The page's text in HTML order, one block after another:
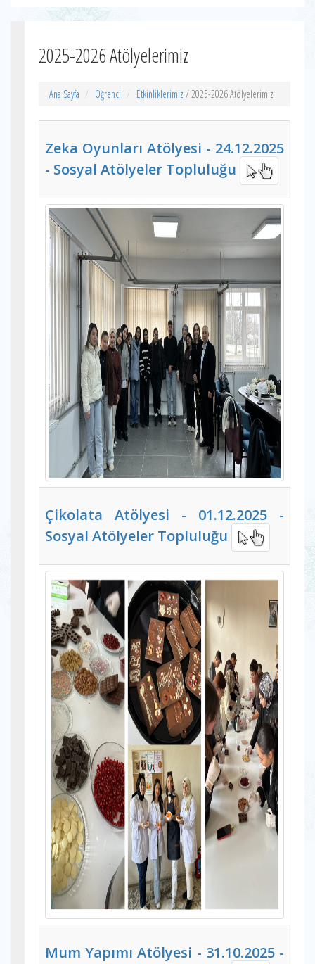
2025-2026 Atölyelerimiz
Ana Sayfa Öğrenci Etkinliklerimiz / 2025-2026 Atölyelerimiz
Zeka Oyunları Atölyesi - 24.12.2025
- Sosyal Atölyeler Topluluğu
Çikolata Atölyesi - 01.12.2025 -
Sosyal Atölyeler Topluluğu
Mum Yapımı Atölyesi - 31.10.2025 -